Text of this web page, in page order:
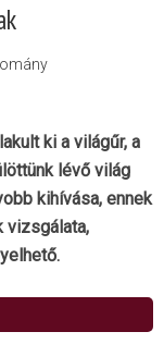
ki a világűr, a
lévő világ
kihívása, ennek
vizsgálata,